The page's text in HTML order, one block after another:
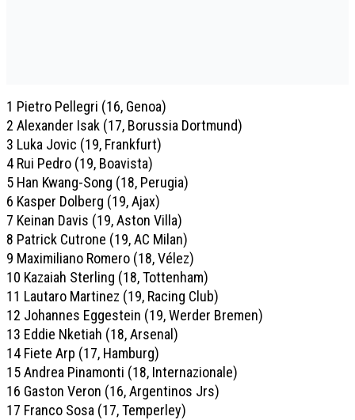
1 Pietro Pellegri (16, Genoa)
2 Alexander Isak (17, Borussia Dortmund)
3 Luka Jovic (19, Frankfurt)
4 Rui Pedro (19, Boavista)
5 Han Kwang-Song (18, Perugia)
6 Kasper Dolberg (19, Ajax)
7 Keinan Davis (19, Aston Villa)
8 Patrick Cutrone (19, AC Milan)
9 Maximiliano Romero (18, Vélez)
10 Kazaiah Sterling (18, Tottenham)
11 Lautaro Martinez (19, Racing Club)
12 Johannes Eggestein (19, Werder Bremen)
13 Eddie Nketiah (18, Arsenal)
14 Fiete Arp (17, Hamburg)
15 Andrea Pinamonti (18, Internazionale)
16 Gaston Veron (16, Argentinos Jrs)
17 Franco Sosa (17, Temperley)